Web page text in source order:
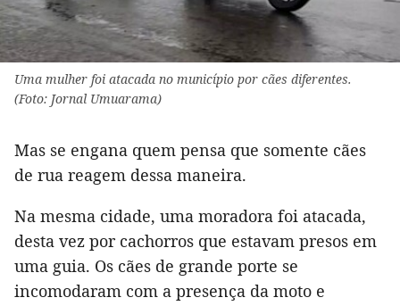
Uma mulher foi atacada no município por cães diferentes.
(Foto: Jornal Umuarama)
Mas se engana quem pensa que somente cães
de rua reagem dessa maneira.
Na mesma cidade, uma moradora foi atacada,
desta vez por cachorros que estavam presos em
uma guia. Os cães de grande porte se
incomodaram com a presença da moto e